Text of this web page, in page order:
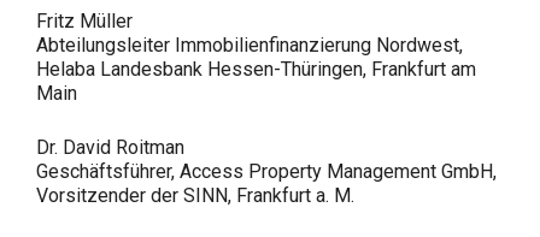
Fritz Müller
Abteilungsleiter Immobilienfinanzierung Nordwest,
Helaba Landesbank Hessen-Thüringen, Frankfurt am
Main
Dr. David Roitman
Geschäftsführer, Access Property Management GmbH,
Vorsitzender der SINN, Frankfurt a. M.